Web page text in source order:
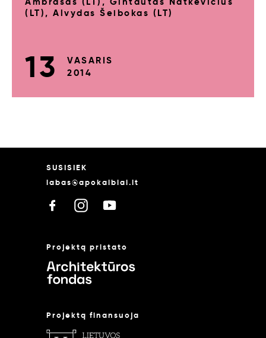
(LT), Alvydas Šeibokas (LT)
13
VASARIS
2014
SUSISIEK
labas@apokalbiai.lt
Projektą pristato
Projektą finansuoja